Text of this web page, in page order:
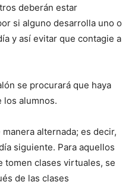
deberán estar
si alguno desarrolla uno o
y así evitar que contagie a
se procurará que haya
los alumnos.
alternada; es decir,
siguiente. Para aquellos
tomen clases virtuales, se
de las clases